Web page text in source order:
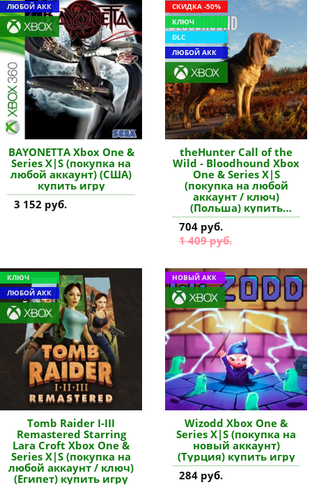
ЛЮБОЙ АКК
BAYONETTA Xbox One &
Series X|S (покупка на
любой аккаунт) (США)
купить игру
3 152 руб.
СКИДКА -50%
КЛЮЧ
DLC
ЛЮБОЙ АКК
theHunter Call of the
Wild - Bloodhound Xbox
One & Series X|S
(покупка на любой
аккаунт / ключ)
(Польша) купить
дополнение
704 руб.
1 409 руб.
КЛЮЧ
ЛЮБОЙ АКК
Tomb Raider I-III
Remastered Starring
Lara Croft Xbox One &
Series X|S (покупка на
любой аккаунт / ключ)
(Египет) купить игру
НОВЫЙ АКК
Wizodd Xbox One &
Series X|S (покупка на
новый аккаунт)
(Турция) купить игру
284 руб.